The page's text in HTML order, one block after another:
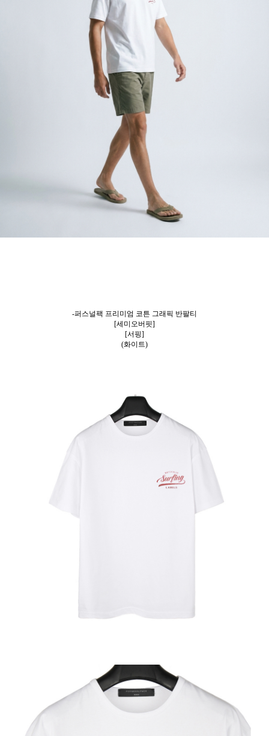
-퍼스널팩 프리미엄 코튼 그래픽 반팔티
[세미오버핏]
[서핑]
(화이트)